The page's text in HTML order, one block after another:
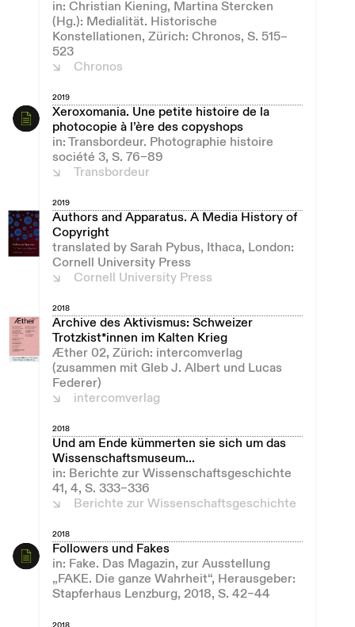
in: Christian Kiening, Martina Stercken
(Hg.): Medialität. Historische
Konstellationen, Zürich: Chronos, S. 515–
523
Chronos
2019
Xeroxomania. Une petite histoire de la
photocopie à l’ère des copyshops
in: Transbordeur. Photographie histoire
société 3, S. 76–89
Transbordeur
2019
Authors and Apparatus. A Media History of
Copyright
translated by Sarah Pybus, Ithaca, London:
Cornell University Press
Cornell University Press
2018
Archive des Aktivismus: Schweizer
Trotzkist*innen im Kalten Krieg
Æther 02, Zürich: intercomverlag
(zusammen mit Gleb J. Albert und Lucas
Federer)
intercomverlag
2018
Und am Ende kümmerten sie sich um das
Wissenschaftsmuseum...
in: Berichte zur Wissenschaftsgeschichte
41, 4, S. 333–336
Berichte zur Wissenschaftsgeschichte
2018
Followers und Fakes
in: Fake. Das Magazin, zur Ausstellung
„FAKE. Die ganze Wahrheit“, Herausgeber:
Stapferhaus Lenzburg, 2018, S. 42–44
2018